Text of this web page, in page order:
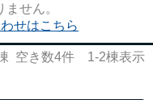
せん。
せはこちら
空き数4件 1-2棟表示